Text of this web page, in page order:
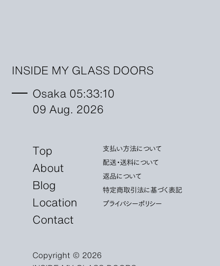
INSIDE MY GLASS DOORS
Osaka 05:33:11
09 Aug. 2026
Top
About
Blog
Location
Contact
支払い方法について
配送・送料について
返品について
特定商取引法に基づく表記
プライバシーポリシー
Copyright © 2026